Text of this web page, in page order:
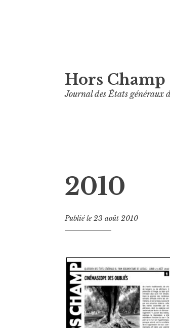
au
contenu
Hors Champ
Journal des États généraux
2010
Publié le23 août 2010